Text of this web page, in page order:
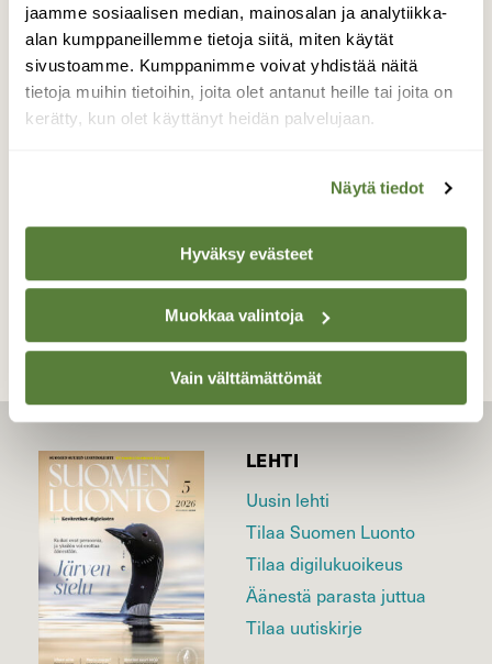
jaamme sosiaalisen median, mainosalan ja analytiikka-
alan kumppaneillemme tietoja siitä, miten käytät
sivustoamme. Kumppanimme voivat yhdistää näitä
tietoja muihin tietoihin, joita olet antanut heille tai joita on
kerätty, kun olet käyttänyt heidän palvelujaan.
Näytä tiedot
Hyväksy evästeet
Muokkaa valintoja
Vain välttämättömät
Järvien rannoilla kuvailemassa .Kuvaaja
pelästyi ihan yhtä paljon, kuin tämä nelikko
toisiaan, kun tilanne tuli niin nopeasti
kohdille
Valokuvaaja: satu välimaa, kangasala huhtikuun
TAKAISIN LISTAAN
LEHTI
Uusin lehti
Tilaa Suomen Luonto
Tilaa digilukuoikeus
Äänestä parasta juttua
Tilaa uutiskirje